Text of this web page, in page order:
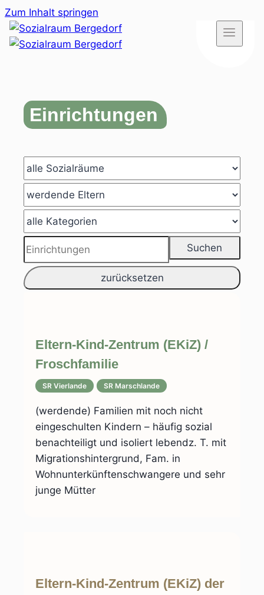
Zum Inhalt springen
Einrichtungen
Eltern-Kind-Zentrum (EKiZ) /
Froschfamilie
SR Vierlande SR Marschlande
(werdende) Familien mit noch nicht
eingeschulten Kindern – häufig sozial
benachteiligt und isoliert lebendz. T. mit
Migrationshintergrund, Fam. in
Wohnunterkünftenschwangere und sehr
junge Mütter
Eltern-Kind-Zentrum (EKiZ) der